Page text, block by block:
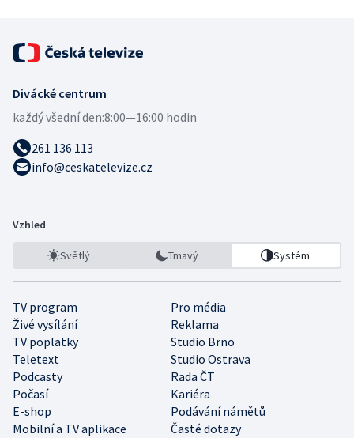
Divácké centrum
každý všední den:8:00—16:00 hodin
261 136 113
info@ceskatelevize.cz
Vzhled
Světlý Tmavý Systém
TV program
Pro média
Živé vysílání
Reklama
TV poplatky
Studio Brno
Teletext
Studio Ostrava
Podcasty
Rada ČT
Počasí
Kariéra
E-shop
Podávání námětů
Mobilní a TV aplikace
Časté dotazy